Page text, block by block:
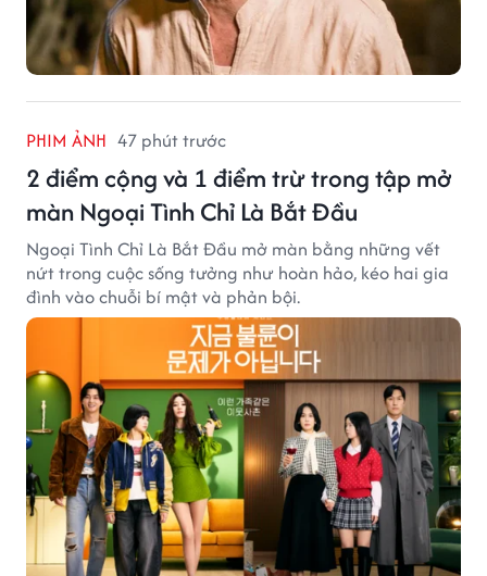
PHIM ẢNH 47 phút trước
2 điểm cộng và 1 điểm trừ trong tập mở
màn Ngoại Tình Chỉ Là Bắt Đầu
Ngoại Tình Chỉ Là Bắt Đầu mở màn bằng những vết
nứt trong cuộc sống tưởng như hoàn hảo, kéo hai gia
đình vào chuỗi bí mật và phản bội.